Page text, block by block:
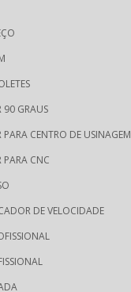
90 GRAUS
CENTRO DE USINAGEM
PARA CNC
DE VELOCIDADE